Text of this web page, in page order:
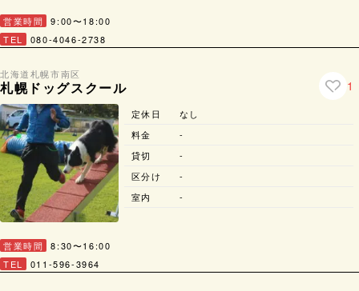
営業時間
9:00〜18:00
TEL
080-4046-2738
北海道札幌市南区
札幌ドッグスクール 1
営業時間
8:30〜16:00
TEL
011-596-3964
定休日
なし
料金
-
貸切
-
区分け
-
室内
-